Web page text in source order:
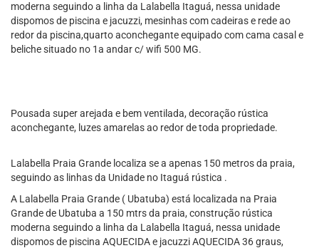
moderna seguindo a linha da Lalabella Itaguá, nessa unidade
dispomos de piscina e jacuzzi, mesinhas com cadeiras e rede ao
redor da piscina,quarto aconchegante equipado com cama casal e
beliche situado no 1a andar c/ wifi 500 MG.
Pousada super arejada e bem ventilada, decoração rústica
aconchegante, luzes amarelas ao redor de toda propriedade.
Lalabella Praia Grande localiza se a apenas 150 metros da praia,
seguindo as linhas da Unidade no Itaguá rústica .
A Lalabella Praia Grande ( Ubatuba) está localizada na Praia
Grande de Ubatuba a 150 mtrs da praia, construção rústica
moderna seguindo a linha da Lalabella Itaguá, nessa unidade
dispomos de piscina AQUECIDA e jacuzzi AQUECIDA 36 graus,